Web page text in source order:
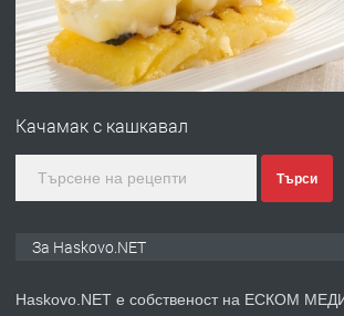
ПРЕДЛАГА
№4120 Магазин/
градската градина!
Качамак с кашкавал
Търси
За Haskovo.NET
Haskovo.NET е собственост на ЕСКОМ